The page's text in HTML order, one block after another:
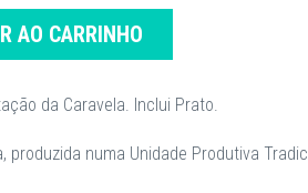
AO CARRINHO
da Caravela. Inclui Prato.
produzida numa Unidade Produtiva